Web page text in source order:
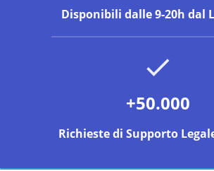
Disponibili dalle 9-20h dal
+50.000
Richieste di Supporto